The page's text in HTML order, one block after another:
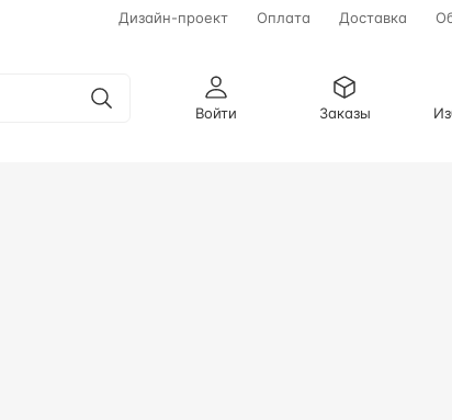
Дизайн-проект Оплата Доставка
Войти
Заказы